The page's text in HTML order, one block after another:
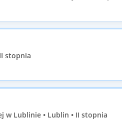
stopnia
w Lublinie • Lublin • II stopnia